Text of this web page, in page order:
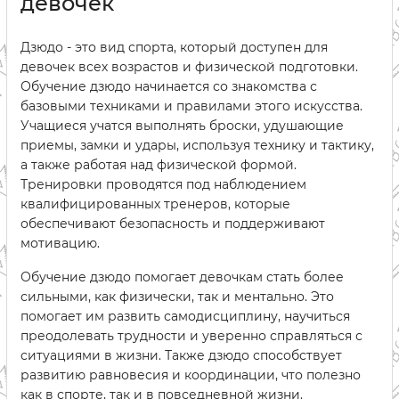
Дзюдо - это вид спорта, который доступен для
девочек всех возрастов и физической подготовки.
Обучение дзюдо начинается со знакомства с
базовыми техниками и правилами этого искусства.
Учащиеся учатся выполнять броски, удушающие
приемы, замки и удары, используя технику и тактику,
а также работая над физической формой.
Тренировки проводятся под наблюдением
квалифицированных тренеров, которые
обеспечивают безопасность и поддерживают
мотивацию.
Обучение дзюдо помогает девочкам стать более
сильными, как физически, так и ментально. Это
помогает им развить самодисциплину, научиться
преодолевать трудности и уверенно справляться с
ситуациями в жизни. Также дзюдо способствует
развитию равновесия и координации, что полезно
как в спорте, так и в повседневной жизни.